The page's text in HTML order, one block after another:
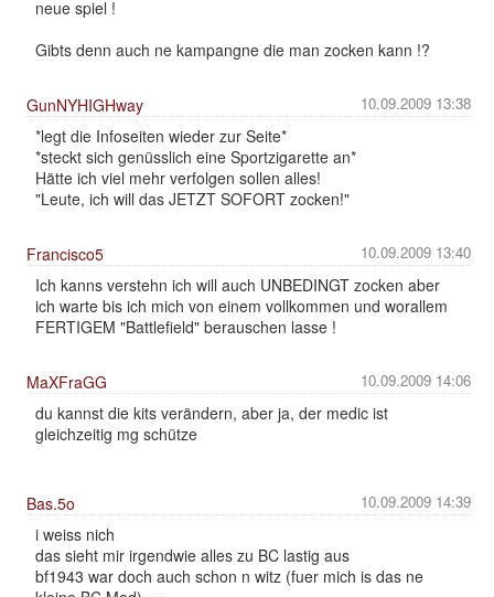
neue spiel !
Gibts denn auch ne kampangne die man zocken kann !?
10.09.2009 13:38
GunNYHIGHway
*legt die Infoseiten wieder zur Seite*
*steckt sich genüsslich eine Sportzigarette an*
Hätte ich viel mehr verfolgen sollen alles!
"Leute, ich will das JETZT SOFORT zocken!"
10.09.2009 13:40
Francisco5
Ich kanns verstehn ich will auch UNBEDINGT zocken aber
ich warte bis ich mich von einem vollkommen und worallem
FERTIGEM "Battlefield" berauschen lasse !
10.09.2009 14:06
MaXFraGG
du kannst die kits verändern, aber ja, der medic ist
gleichzeitig mg schütze
10.09.2009 14:39
Bas.5o
i weiss nich
das sieht mir irgendwie alles zu BC lastig aus
bf1943 war doch auch schon n witz (fuer mich is das ne